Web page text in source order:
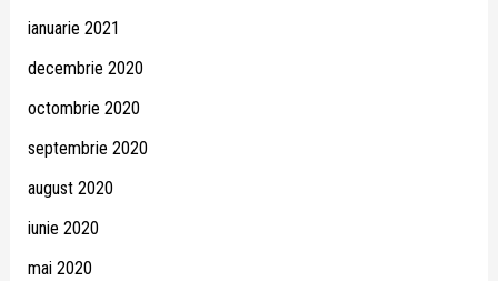
ianuarie 2021
decembrie 2020
octombrie 2020
septembrie 2020
august 2020
iunie 2020
mai 2020